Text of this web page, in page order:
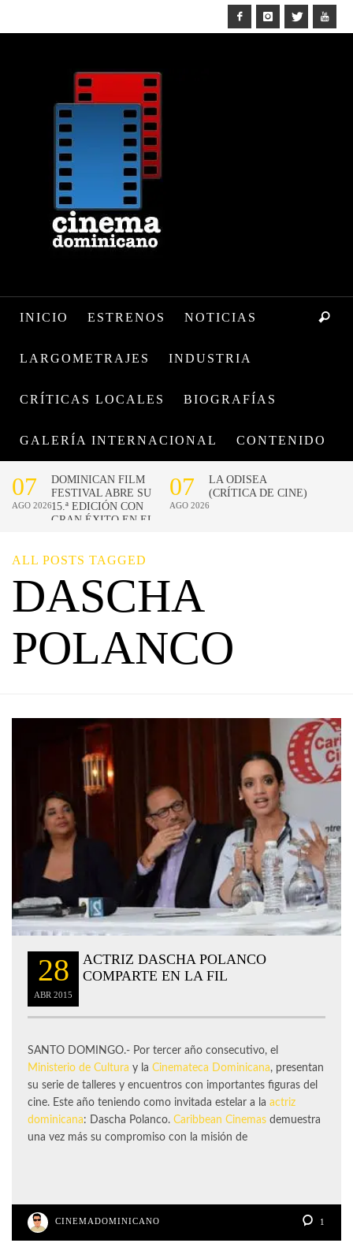
INICIO ESTRENOS NOTICIAS
LARGOMETRAJES INDUSTRIA
CRÍTICAS LOCALES BIOGRAFÍAS
GALERÍA INTERNACIONAL CONTENIDO
ALL POSTS TAGGED
DASCHA
POLANCO
28
ABR 2015
ACTRIZ DASCHA POLANCO
COMPARTE EN LA FIL
SANTO DOMINGO.- Por tercer año consecutivo, el
Ministerio de Cultura y la Cinemateca Dominicana, presentan
su serie de talleres y encuentros con importantes figuras del
cine. Este año teniendo como invitada estelar a la actriz
dominicana: Dascha Polanco. Caribbean Cinemas demuestra
una vez más su compromiso con la misión de
CINEMADOMINICANO 1